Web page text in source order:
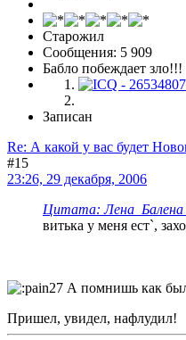
Старожил
Сообщения: 5 909
Бабло побеждает зло!!!
Записан
Re: А какой у вас будет
#15
23:26, 29 декабря, 2006
Цитата: Лена_Балена
витька у меня ест`,
А помнишь как
Пришел, увидел, нафлудил!